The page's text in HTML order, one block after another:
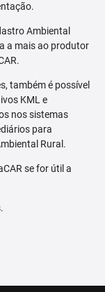
Ambiental
a mais ao produtor
também é possível
KML e
nos sistemas
para
Rural.
se for útil a